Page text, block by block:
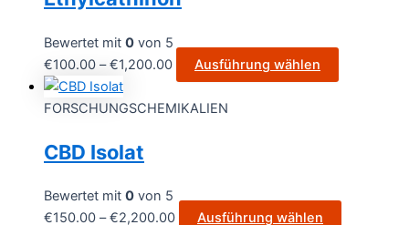
Bewertet mit 0 von 5
€100.00 –€1,200.00 Ausführung wählen
FORSCHUNGSCHEMIKALIEN
CBD Isolat
Bewertet mit 0 von 5
€150.00 –€2,200.00 Ausführung wählen